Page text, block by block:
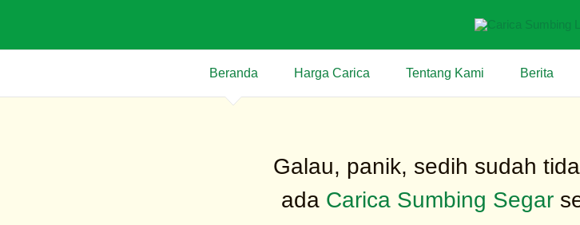
Beranda Harga Carica Tentang Kami Berita
Galau, panik, sedih sudah
ada Carica Sumbing Segar